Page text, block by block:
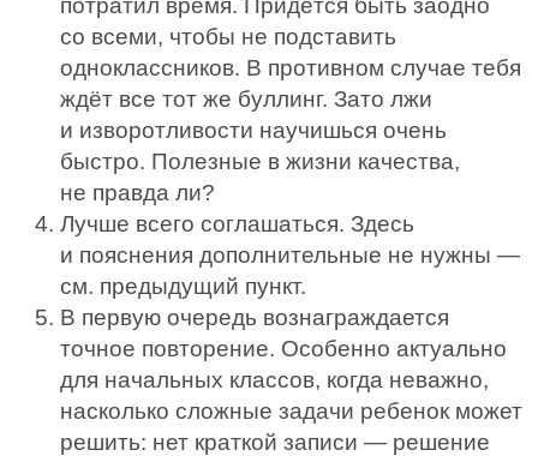
потратил время. Придётся быть заодно
со всеми, чтобы не подставить
одноклассников. В противном случае тебя
ждёт все тот же буллинг. Зато лжи
и изворотливости научишься очень
быстро. Полезные в жизни качества,
не правда ли?
Лучше всего соглашаться. Здесь
и пояснения дополнительные не нужны —
см. предыдущий пункт.
В первую очередь вознаграждается
точное повторение. Особенно актуально
для начальных классов, когда неважно,
насколько сложные задачи ребенок может
решить: нет краткой записи — решение